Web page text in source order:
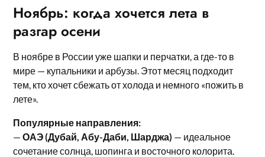
Ноябрь: когда хочется лета в
разгар осени
В ноябре в России уже шапки и перчатки, а где-то в
мире — купальники и арбузы. Этот месяц подходит
тем, кто хочет сбежать от холода и немного «пожить в
лете».
Популярные направления:
—ОАЭ (Дубай, Абу-Даби, Шарджа) — идеальное
сочетание солнца, шопинга и восточного колорита.